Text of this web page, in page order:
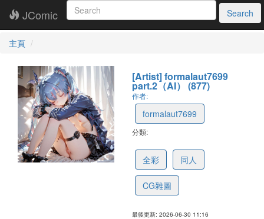
JComic Search
主頁
[Artist] formalaut7699
part.2（AI） (877)
作者:
formalaut7699
分類:
全彩 同人
CG雜圖
最後更新: 2026-06-30 11:16